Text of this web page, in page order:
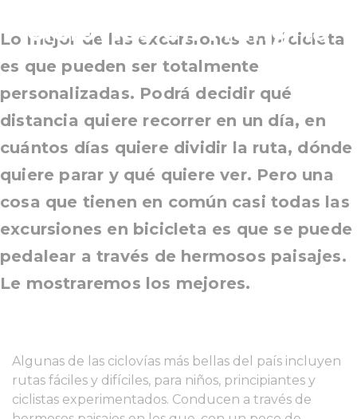
ciclovías en Hungría
Lo mejor de las excursiones en bicicleta
es que pueden ser totalmente
personalizadas. Podrá decidir qué
distancia quiere recorrer en un día, en
cuántos días quiere dividir la ruta, dónde
quiere parar y qué quiere ver. Pero una
cosa que tienen en común casi todas las
excursiones en bicicleta es que se puede
pedalear a través de hermosos paisajes.
Le mostraremos los mejores.
Algunas de las ciclovías más bellas del país incluyen
rutas fáciles y difíciles, para niños, principiantes y
ciclistas experimentados. Conducen a través de